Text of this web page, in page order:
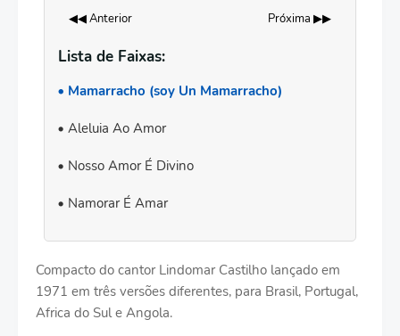
◀◀ Anterior Próxima ▶▶
Lista de Faixas:
Mamarracho (soy Un Mamarracho)
Aleluia Ao Amor
Nosso Amor É Divino
Namorar É Amar
Compacto do cantor Lindomar Castilho lançado em
1971 em três versões diferentes, para Brasil, Portugal,
Africa do Sul e Angola.